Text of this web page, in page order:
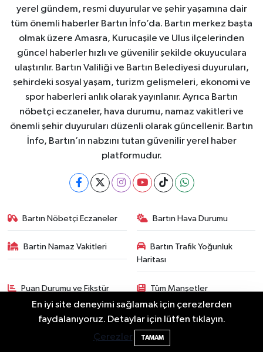
yerel gündem, resmi duyurular ve şehir yaşamına dair
tüm önemli haberler Bartın İnfo’da. Bartın merkez başta
olmak üzere Amasra, Kurucaşile ve Ulus ilçelerinden
güncel haberler hızlı ve güvenilir şekilde okuyuculara
ulaştırılır. Bartın Valiliği ve Bartın Belediyesi duyuruları,
şehirdeki sosyal yaşam, turizm gelişmeleri, ekonomi ve
spor haberleri anlık olarak yayınlanır. Ayrıca Bartın
nöbetçi eczaneler, hava durumu, namaz vakitleri ve
önemli şehir duyuruları düzenli olarak güncellenir. Bartın
İnfo, Bartın’ın nabzını tutan güvenilir yerel haber
platformudur.
Bartın Nöbetçi Eczaneler Bartın Hava Durumu
Bartin Namaz Vakitleri
Bartın Trafik Yoğunluk
Haritası
Puan Durumu ve Fikstür Tüm Manşetler
Son Dakika Haberleri Haber Arşivi
En iyi site deneyimi sağlamak için çerezlerden
faydalanıyoruz. Detaylar için lütfen tıklayın.
Çerezler
TAMAM
Bartın'da Şafak Operasyonu: 5 Gözaltı, 4
Şüpheli Aranıyor